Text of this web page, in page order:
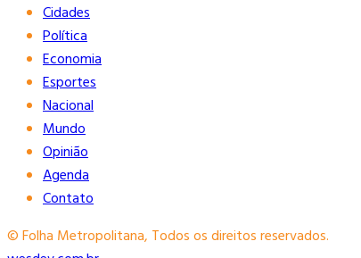
Cidades
Política
Economia
Esportes
Nacional
Mundo
Opinião
Agenda
Contato
© Folha Metropolitana, Todos os direitos reservados.